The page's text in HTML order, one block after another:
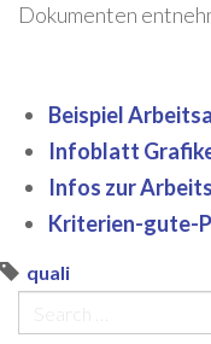
Dokumenten
Beispiel
Infoblatt
Infos zur
Kriterien-gute-
quali